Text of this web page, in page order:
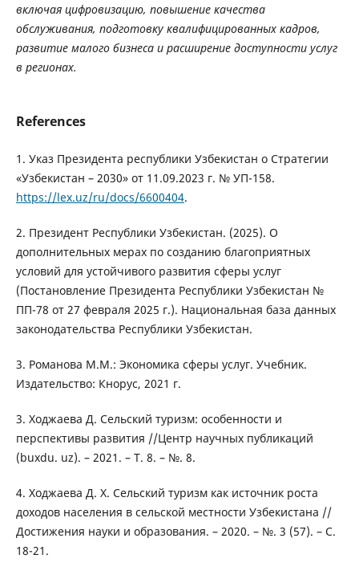
включая цифровизацию, повышение качества
обслуживания, подготовку квалифицированных кадров,
развитие малого бизнеса и расширение доступности услуг
в регионах.
References
1. Указ Президента республики Узбекистан о Стратегии
«Узбекистан – 2030» от 11.09.2023 г. № УП-158.
https://lex.uz/ru/docs/6600404.
2. Президент Республики Узбекистан. (2025). О
дополнительных мерах по созданию благоприятных
условий для устойчивого развития сферы услуг
(Постановление Президента Республики Узбекистан №
ПП-78 от 27 февраля 2025 г.). Национальная база данных
законодательства Республики Узбекистан.
3. Романова М.М.: Экономика сферы услуг. Учебник.
Издательство: Кнорус, 2021 г.
3. Ходжаева Д. Сельский туризм: особенности и
перспективы развития //Центр научных публикаций
(buxdu. uz). – 2021. – Т. 8. – №. 8.
4. Ходжаева Д. Х. Сельский туризм как источник роста
доходов населения в сельской местности Узбекистана //
Достижения науки и образования. – 2020. – №. 3 (57). – С.
18-21.